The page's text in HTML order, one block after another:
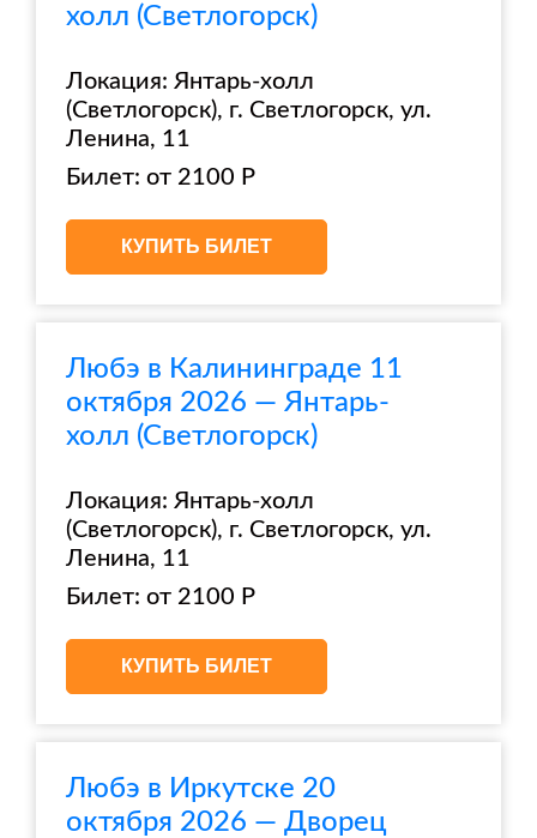
холл (Светлогорск)
Локация: Янтарь-холл
(Светлогорск), г. Светлогорск, ул.
Ленина, 11
Билет: от 2100 Р
КУПИТЬ БИЛЕТ
Любэ в Калининграде 11
октября 2026 — Янтарь-
холл (Светлогорск)
Локация: Янтарь-холл
(Светлогорск), г. Светлогорск, ул.
Ленина, 11
Билет: от 2100 Р
КУПИТЬ БИЛЕТ
Любэ в Иркутске 20
октября 2026 — Дворец